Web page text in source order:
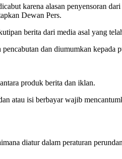
karena alasan penyensoran
Dewan Pers.
berita dari media asal yang
dan diumumkan kepada
produk berita dan iklan.
atau isi berbayar wajib
diatur dalam peraturan